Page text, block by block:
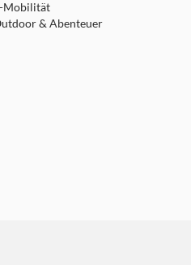
Mobilität
& Abenteuer